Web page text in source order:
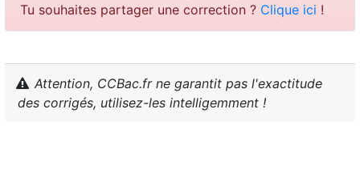
Tu souhaites partager une correction ? Clique ici !
Attention, CCBac.fr ne garantit pas l'exactitude
des corrigés, utilisez-les intelligemment !